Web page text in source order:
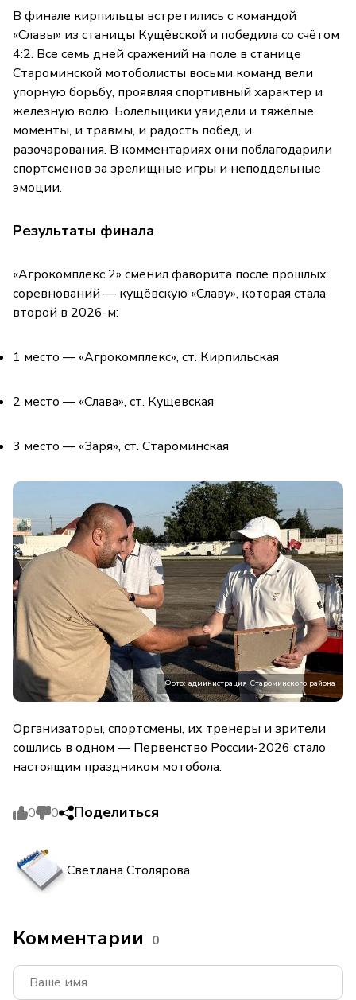
В финале кирпильцы встретились с командой
«Славы» из станицы Кущёвской и победила со счётом
4:2. Все семь дней сражений на поле в станице
Староминской мотоболисты восьми команд вели
упорную борьбу, проявляя спортивный характер и
железную волю. Болельщики увидели и тяжёлые
моменты, и травмы, и радость побед, и
разочарования. В комментариях они поблагодарили
спортсменов за зрелищные игры и неподдельные
эмоции.
Результаты финала
«Агрокомплекс 2» сменил фаворита после прошлых
соревнований — кущёвскую «Славу», которая стала
второй в 2026-м:
1 место — «Агрокомплекс», ст. Кирпильская
2 место — «Слава», ст. Кущевская
3 место — «Заря», ст. Староминская
Фото: администрация Староминского района
Организаторы, спортсмены, их тренеры и зрители
сошлись в одном — Первенство России-2026 стало
настоящим праздником мотобола.
0 0 Поделиться
Светлана Столярова
Комментарии 0